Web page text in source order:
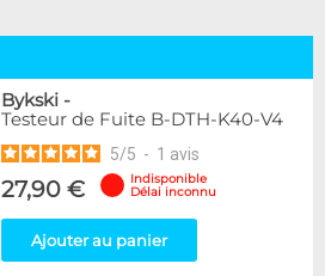
Bykski -
Testeur de Fuite B-DTH-K40-V4
5/5 - 1 avis
27,90 €
Indisponible
Délai inconnu
Ajouter au panier